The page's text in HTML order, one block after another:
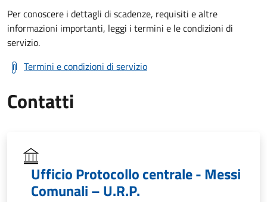
Per conoscere i dettagli di scadenze, requisiti e altre
informazioni importanti, leggi i termini e le condizioni di
servizio.
Termini e condizioni di servizio
Contatti
Ufficio Protocollo centrale - Messi
Comunali – U.R.P.